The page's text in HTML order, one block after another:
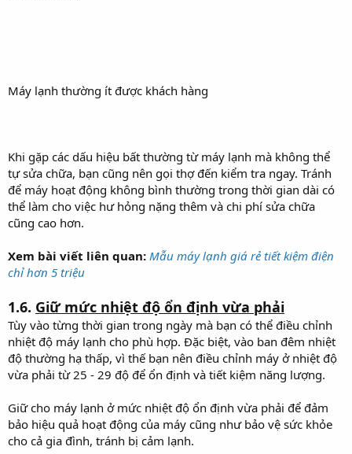
Máy lạnh thường ít được khách hàng
Khi gặp các dấu hiệu bất thường từ máy lạnh mà không thể
tự sửa chữa, bạn cũng nên gọi thợ đến kiểm tra ngay. Tránh
để máy hoạt động không bình thường trong thời gian dài có
thể làm cho việc hư hỏng nặng thêm và chi phí sửa chữa
cũng cao hơn.
Xem bài viết liên quan: Mẫu máy lạnh giá rẻ tiết kiệm điện
chỉ hơn 5 triệu
1.6. Giữ mức nhiệt độ ổn định vừa phải
Tùy vào từng thời gian trong ngày mà bạn có thể điều chỉnh
nhiệt độ máy lạnh cho phù hợp. Đặc biệt, vào ban đêm nhiệt
độ thường hạ thấp, vì thế bạn nên điều chỉnh máy ở nhiệt độ
vừa phải từ 25 - 29 độ để ổn định và tiết kiệm năng lượng.
Giữ cho máy lạnh ở mức nhiệt độ ổn định vừa phải để đảm
bảo hiệu quả hoạt động của máy cũng như bảo vệ sức khỏe
cho cả gia đình, tránh bị cảm lạnh.